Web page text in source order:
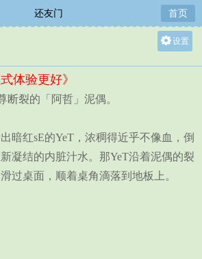
还友门 首页
设置
体验更好》
裂的「阿哲」泥偶。
红sE的YeT，浓稠得近乎不像血，倒
凝结的内脏汁水。那YeT沿着泥偶的裂
过桌面，顺着桌角滴落到地板上。